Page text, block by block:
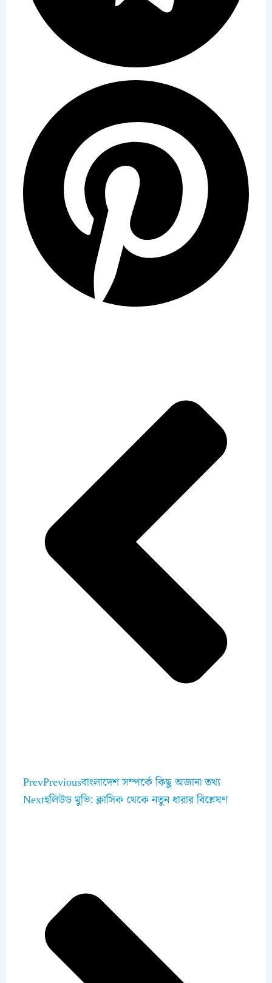
PrevPreviousবাংলাদেশ সম্পর্কে কিছু অজানা তথ্য
Nextহলিউড মুভি: ক্লাসিক থেকে নতুন ধারার বিশ্লেষণ